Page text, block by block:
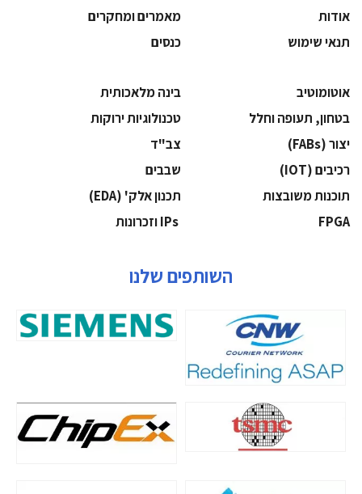
אודות
מאמרים ומחקרים
תנאי שימוש
כנסים
אוטומוטיב
בינה מלאכותית
בטחון, תעופה וחלל
‫טכנולוגיות ירוקות‬
‫יצור (‪(FABs‬‬
‫צב"ד‬
‫רכיבים‬ (IOT)
‫שבבים‬
‫תוכנות משובצות‬
‫תכנון אלק' (‪(EDA‬‬
‫‪FPGA‬‬
השותפים שלנו